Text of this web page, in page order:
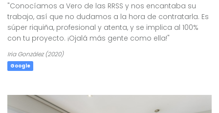
"Conocíamos a Vero de las RRSS y nos encantaba su
trabajo, así que no dudamos a la hora de contratarla. Es
súper riquiña, profesional y atenta, y se implica al 100%
con tu proyecto. ¡Ojalá más gente como ella!"
Iria González (2020)
Google